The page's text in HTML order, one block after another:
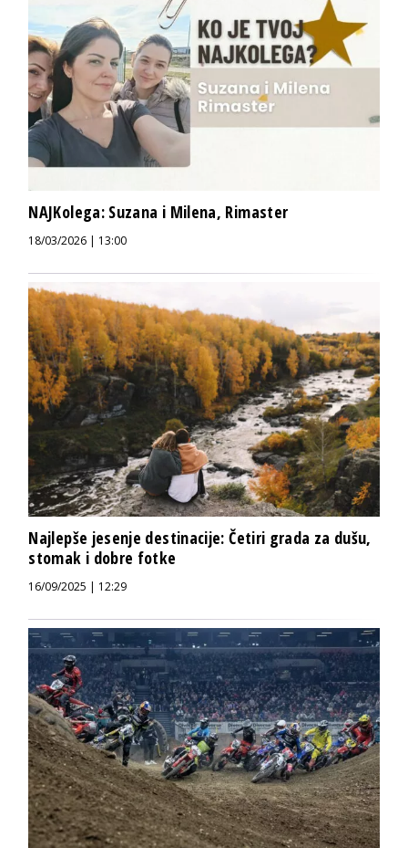
NAJKolega: Suzana i Milena, Rimaster
18/03/2026 | 13:00
Najlepše jesenje destinacije: Četiri grada za dušu,
stomak i dobre fotke
16/09/2025 | 12:29